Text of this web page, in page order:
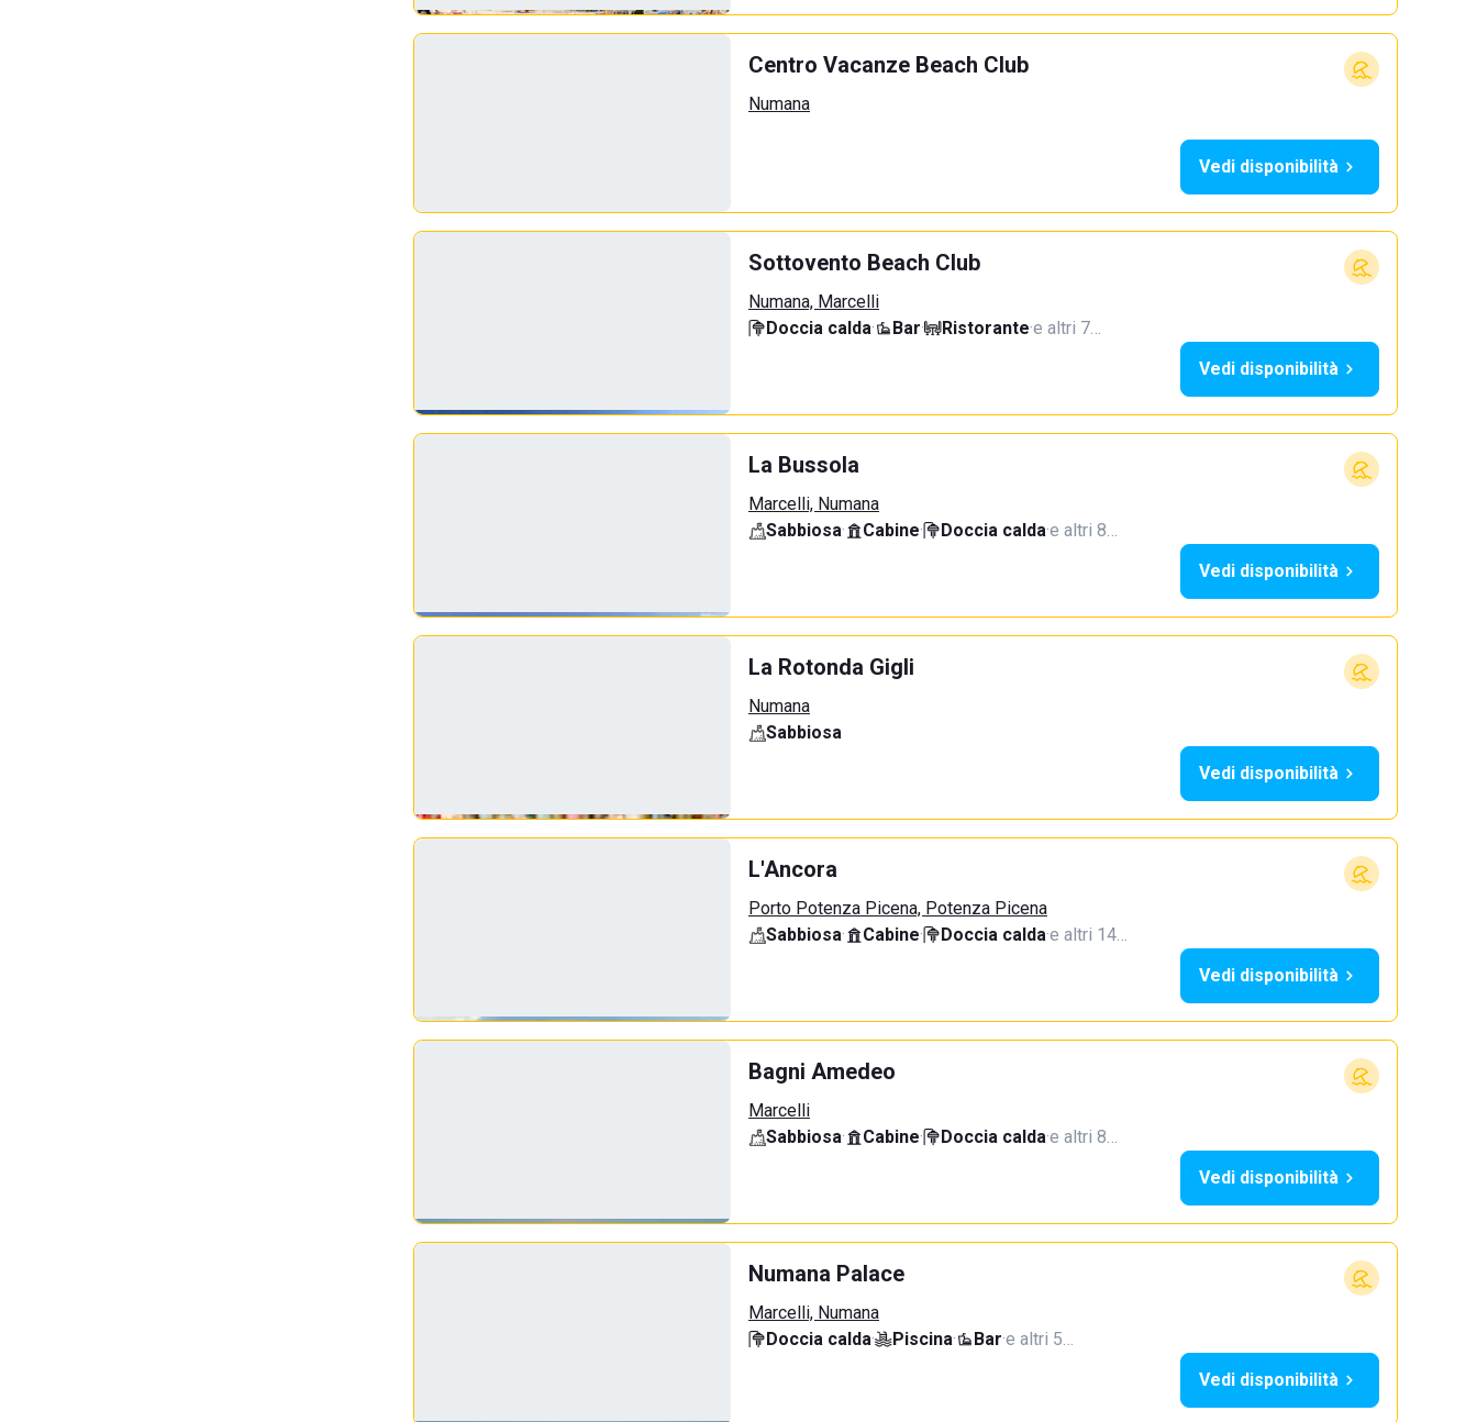
Centro Vacanze Beach Club
Numana
Vedi disponibilità
Sottovento Beach Club
Numana, Marcelli
Doccia calda· Bar· Ristorante·e altri 7…
Vedi disponibilità
La Bussola
Marcelli, Numana
Sabbiosa· Cabine· Doccia calda·e altri 8…
Vedi disponibilità
La Rotonda Gigli
Numana
Sabbiosa
Vedi disponibilità
L'Ancora
Porto Potenza Picena, Potenza Picena
Sabbiosa· Cabine· Doccia calda·e altri 14…
Vedi disponibilità
Bagni Amedeo
Marcelli
Sabbiosa· Cabine· Doccia calda·e altri 8…
Vedi disponibilità
Numana Palace
Marcelli, Numana
Doccia calda· Piscina· Bar·e altri 5…
Vedi disponibilità